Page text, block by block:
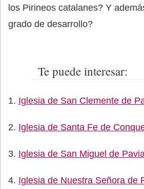
los Pirineos catalanes? Y
grado de desarrollo?
Te puede interesar:
Iglesia de San Clemente de
Iglesia de Santa Fe de
Iglesia de San Miguel de
Iglesia de Nuestra Señora de